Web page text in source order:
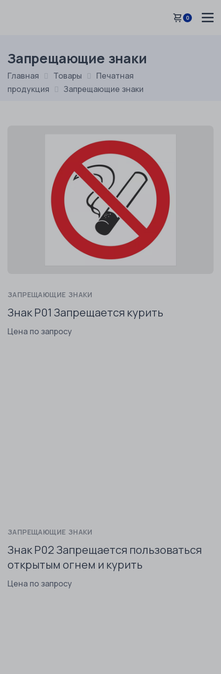
0
Запрещающие знаки
Главная Товары
Печатная
продукция
Запрещающие знаки
ЗАПРЕЩАЮЩИЕ ЗНАКИ
Знак P01 Запрещается курить
Цена по запросу
ЗАПРЕЩАЮЩИЕ ЗНАКИ
Знак P02 Запрещается пользоваться
открытым огнем и курить
Цена по запросу